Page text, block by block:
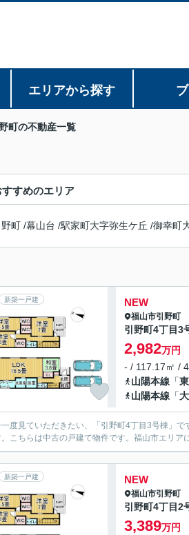
エリアから探す
町の不動産一覧
すすめのエリア
野町 /幕山台 /駅家町大字弥生ケ丘 /御幸町
新築一戸建 NEW
福山市引野町
引野町4丁目3
2,982万円
- / 117.17㎡ /
山陽本線 「
山陽本線 「
度見ていただきたい、「引野町4丁目3号棟」
こちらは中古の戸建て物件です。福山市エリア
新築一戸建 NEW
福山市引野町
引野町4丁目2
3,389万円